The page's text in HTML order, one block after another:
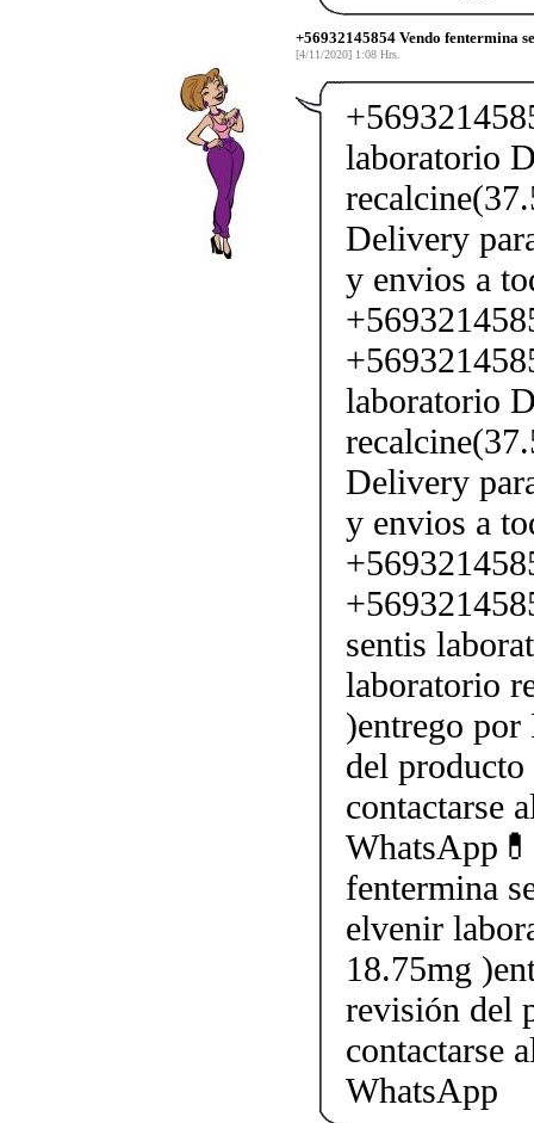
+56932145854 Vendo fentermina
[4/11/2020] 1:08 Hrs.
laboratorio
Delivery
y envios a
laboratorio
Delivery
y envios a
sentis
laboratorio
)entrego
del
contactarse
fentermina
elvenir
18.75mg
revisión del
contactarse
WhatsApp